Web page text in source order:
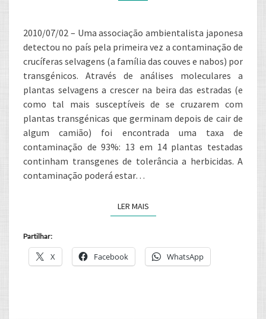
2010/07/02 – Uma associação ambientalista japonesa
detectou no país pela primeira vez a contaminação de
crucíferas selvagens (a família das couves e nabos) por
transgénicos. Através de análises moleculares a
plantas selvagens a crescer na beira das estradas (e
como tal mais susceptíveis de se cruzarem com
plantas transgénicas que germinam depois de cair de
algum camião) foi encontrada uma taxa de
contaminação de 93%: 13 em 14 plantas testadas
continham transgenes de tolerância a herbicidas. A
contaminação poderá estar…
LER MAISLER MAIS
Partilhar:
X Facebook WhatsApp